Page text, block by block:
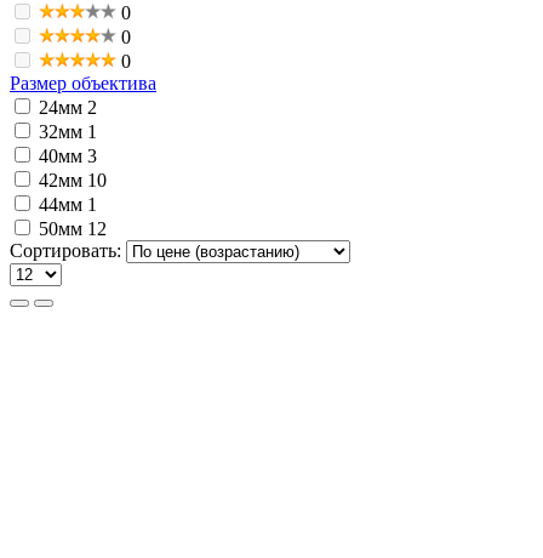
0
0
0
Размер объектива
24мм 2
32мм 1
40мм 3
42мм 10
44мм 1
50мм 12
Сортировать: